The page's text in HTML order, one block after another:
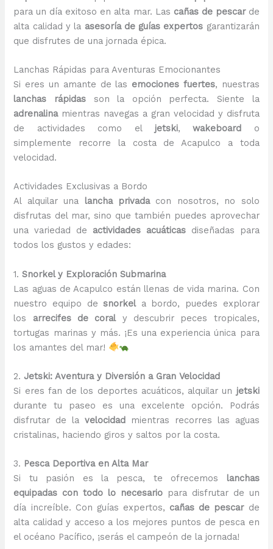
para un día exitoso en alta mar. Las cañas de pescarde
alta calidad y la asesoría de guías expertos garantizarán
que disfrutes de una jornada épica.
Lanchas Rápidas para Aventuras Emocionantes
Si eres un amante de las emociones fuertes, nuestras
lanchas rápidas son la opción perfecta. Siente la
adrenalinamientras navegas a gran velocidad y disfruta
de actividades como el jetski,wakeboard o
simplemente recorre la costa de Acapulco a toda
velocidad.
Actividades Exclusivas a Bordo
Al alquilar una lancha privadacon nosotros, no solo
disfrutas del mar, sino que también puedes aprovechar
una variedad de actividades acuáticasdiseñadas para
todos los gustos y edades:
1.Snorkel y Exploración Submarina
Las aguas de Acapulco están llenas de vida marina. Con
nuestro equipo desnorkela bordo, puedes explorar
los arrecifes de coraly descubrir peces tropicales,
tortugas marinas y más. ¡Es una experiencia única para
los amantes del mar!
2. Jetski: Aventura y Diversión a Gran Velocidad
Si eres fan de los deportes acuáticos, alquilar un jetski
durante tu paseo es una excelente opción. Podrás
disfrutar de lavelocidad mientras recorres las aguas
cristalinas, haciendo giros y saltos por la costa.
3. Pesca Deportiva en Alta Mar
Si tu pasión es la pesca, te ofrecemos lanchas
equipadas con todo lo necesario para disfrutar de un
día increíble. Con guías expertos, cañas de pescarde
alta calidad y acceso a los mejores puntos de pesca en
el océano Pacífico, ¡serás el campeón de la jornada!